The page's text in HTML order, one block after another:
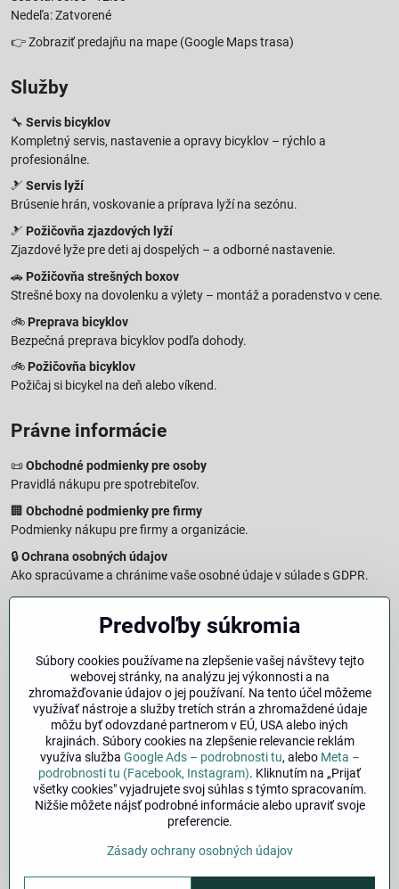
Nedeľa: Zatvorené
👉Zobraziť predajňu na mape (Google Maps trasa)
Služby
🔧 Servis bicyklov
Kompletný servis, nastavenie a opravy bicyklov – rýchlo a
profesionálne.
🎿 Servis lyží
Brúsenie hrán, voskovanie a príprava lyží na sezónu.
🎿 Požičovňa zjazdových lyží
Zjazdové lyže pre deti aj dospelých – a odborné nastavenie.
🚗 Požičovňa strešných boxov
Strešné boxy na dovolenku a výlety – montáž a poradenstvo v cene.
🚲 Preprava bicyklov
Bezpečná preprava bicyklov podľa dohody.
🚲 Požičovňa bicyklov
Požičaj si bicykel na deň alebo víkend.
Právne informácie
📜 Obchodné podmienky pre osoby
Pravidlá nákupu pre spotrebiteľov.
🏢 Obchodné podmienky pre firmy
Podmienky nákupu pre firmy a organizácie.
🔒Ochrana osobných údajov
Ako spracúvame a chránime vaše osobné údaje v súlade s GDPR.
🧾Reklamačný formulár
Jednoduché podanie reklamácie
Vzorový formulár pre odstúpenie od zmluvy a vrátenie tovaru.
Právna doložka – Autorské práva
Informácie o ochrane obsahu, značiek a fotografií vrátane
podmienok.
Facebook Instagram
🚚Doprava| 💳Platba| 🔁Výber veľkosti
©2026Copyright
Predvoľby súkromia
Súbory cookies používame na zlepšenie vašej návštevy tejto
webovej stránky, na analýzu jej výkonnosti a na
zhromažďovanie údajov o jej používaní. Na tento účel môžeme
využívať nástroje a služby tretích strán a zhromaždené údaje
môžu byť odovzdané partnerom v EÚ, USA alebo iných
krajinách. Súbory cookies na zlepšenie relevancie reklám
využíva služba Google Ads – podrobnosti tu, alebo Meta –
podrobnosti tu (Facebook, Instagram). Kliknutím na „Prijať
všetky cookies" vyjadrujete svoj súhlas s týmto spracovaním.
Nižšie môžete nájsť podrobné informácie alebo upraviť svoje
preferencie.
Zásady ochrany osobných údajov